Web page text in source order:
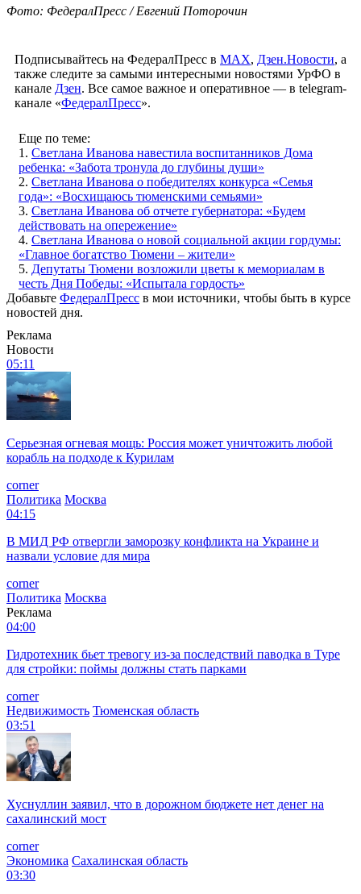
Фото: ФедералПресс / Евгений Поторочин
Подписывайтесь на ФедералПресс в МАХ, Дзен.Новости, а
также следите за самыми интересными новостями УрФО в
канале Дзен. Все самое важное и оперативное — в telegram-
канале «ФедералПресс».
Еще по теме:
1. Светлана Иванова навестила воспитанников Дома
ребенка: «Забота тронула до глубины души»
2. Светлана Иванова о победителях конкурса «Семья
года»: «Восхищаюсь тюменскими семьями»
3. Светлана Иванова об отчете губернатора: «Будем
действовать на опережение»
4. Светлана Иванова о новой социальной акции гордумы:
«Главное богатство Тюмени – жители»
5. Депутаты Тюмени возложили цветы к мемориалам в
честь Дня Победы: «Испытала гордость»
Добавьте ФедералПресс в мои источники, чтобы быть в курсе
новостей дня.
Реклама
Новости
05:11
Серьезная огневая мощь: Россия может уничтожить любой
корабль на подходе к Курилам
corner
Политика Москва
04:15
В МИД РФ отвергли заморозку конфликта на Украине и
назвали условие для мира
corner
Политика Москва
Реклама
04:00
Гидротехник бьет тревогу из-за последствий паводка в Туре
для стройки: поймы должны стать парками
corner
Недвижимость Тюменская область
03:51
Хуснуллин заявил, что в дорожном бюджете нет денег на
сахалинский мост
corner
Экономика Сахалинская область
03:30